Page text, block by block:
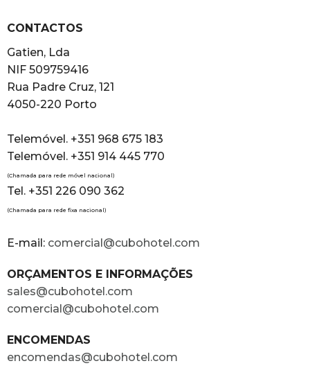
CONTACTOS
Gatien, Lda
NIF 509759416
Rua Padre Cruz, 121
4050-220 Porto
Telemóvel. +351 968 675 183
Telemóvel. +351 914 445 770
(Chamada para rede móvel nacional)
Tel. +351 226 090 362
(Chamada para rede fixa nacional)
E-mail: comercial@cubohotel.com
ORÇAMENTOS E INFORMAÇÕES
sales@cubohotel.com
comercial@cubohotel.com
ENCOMENDAS
encomendas@cubohotel.com